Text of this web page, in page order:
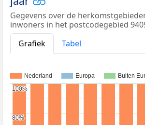
Gegevens over de
inwoners in het postcodegebied
Grafiek
Tabel
Nederland Europa Buiten
80%
80%
100%
100%